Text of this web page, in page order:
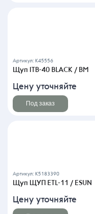
Артикул: K45556
Щуп ITB-40 BLACK / BM
Цену уточняйте
Под заказ
Артикул: K5183390
Щуп ЩУП ETL-11 / ESUN
Цену уточняйте